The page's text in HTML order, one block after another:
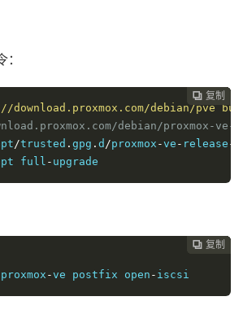
 复制
 复制
 复制
 复制
 复制
 复制
 复制
download.proxmox.com/debian/pve
debian/proxmox-
/trusted . gpg . d /proxmox -ve - release -
full- upgrade
 复制
 复制
 复制
 复制
 复制
 复制
-ve postfix open - iscsi